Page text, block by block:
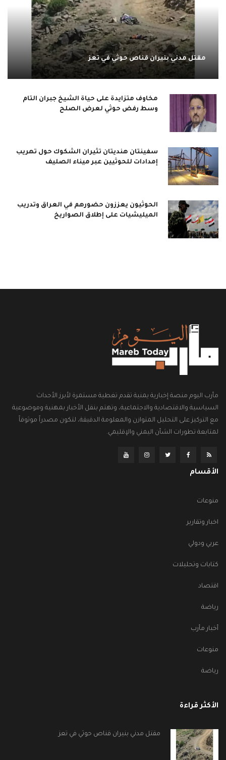
مقتل مدني بنيران قناص حوثي في تعز
مخاوف متزايدة على حياة الشيخ جبران التام
وسط رفض حوثي لعرض الصلح
سفينتان هنديتان تثيران الشكوك حول تهريب
إمدادات للحوثيين عبر ميناء الصليف
الحوثيون يعززون حضورهم في العراق وتدريب
الميليشيات على إطلاق الصواريخ
مأرب اليوم منصة إخبارية يمنية تقدم تغطية مستمرة لأبرز الأحداث
السياسية والاقتصادية والاجتماعية، وتهتم بنقل الأخبار بمهنية وموضوعية
مع التركيز على التحليل المتوازن والمعلومة الدقيقة، لتكون مصدراً موثوقاً
لمتابعة تطورات الشأن اليمني والإقليمي.
الأقسام
منوعات
اخبار وتقارير
عربي ودولي
كتابات وتحليلات
اقتصاد
رياضة
أخبار مأرب
منوعات
رياضة
الأكثر قراءة
مقتل مدني بنيران قناص حوثي في تعز